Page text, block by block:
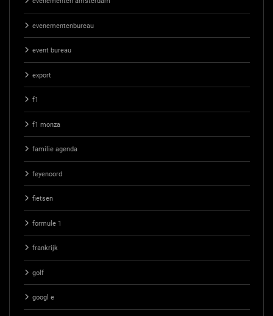
evenementenbureau
event bureau
export
f1
f1 monza
familie agenda
feyenoord
fietsen
formule 1
frankrijk
golf
googl e